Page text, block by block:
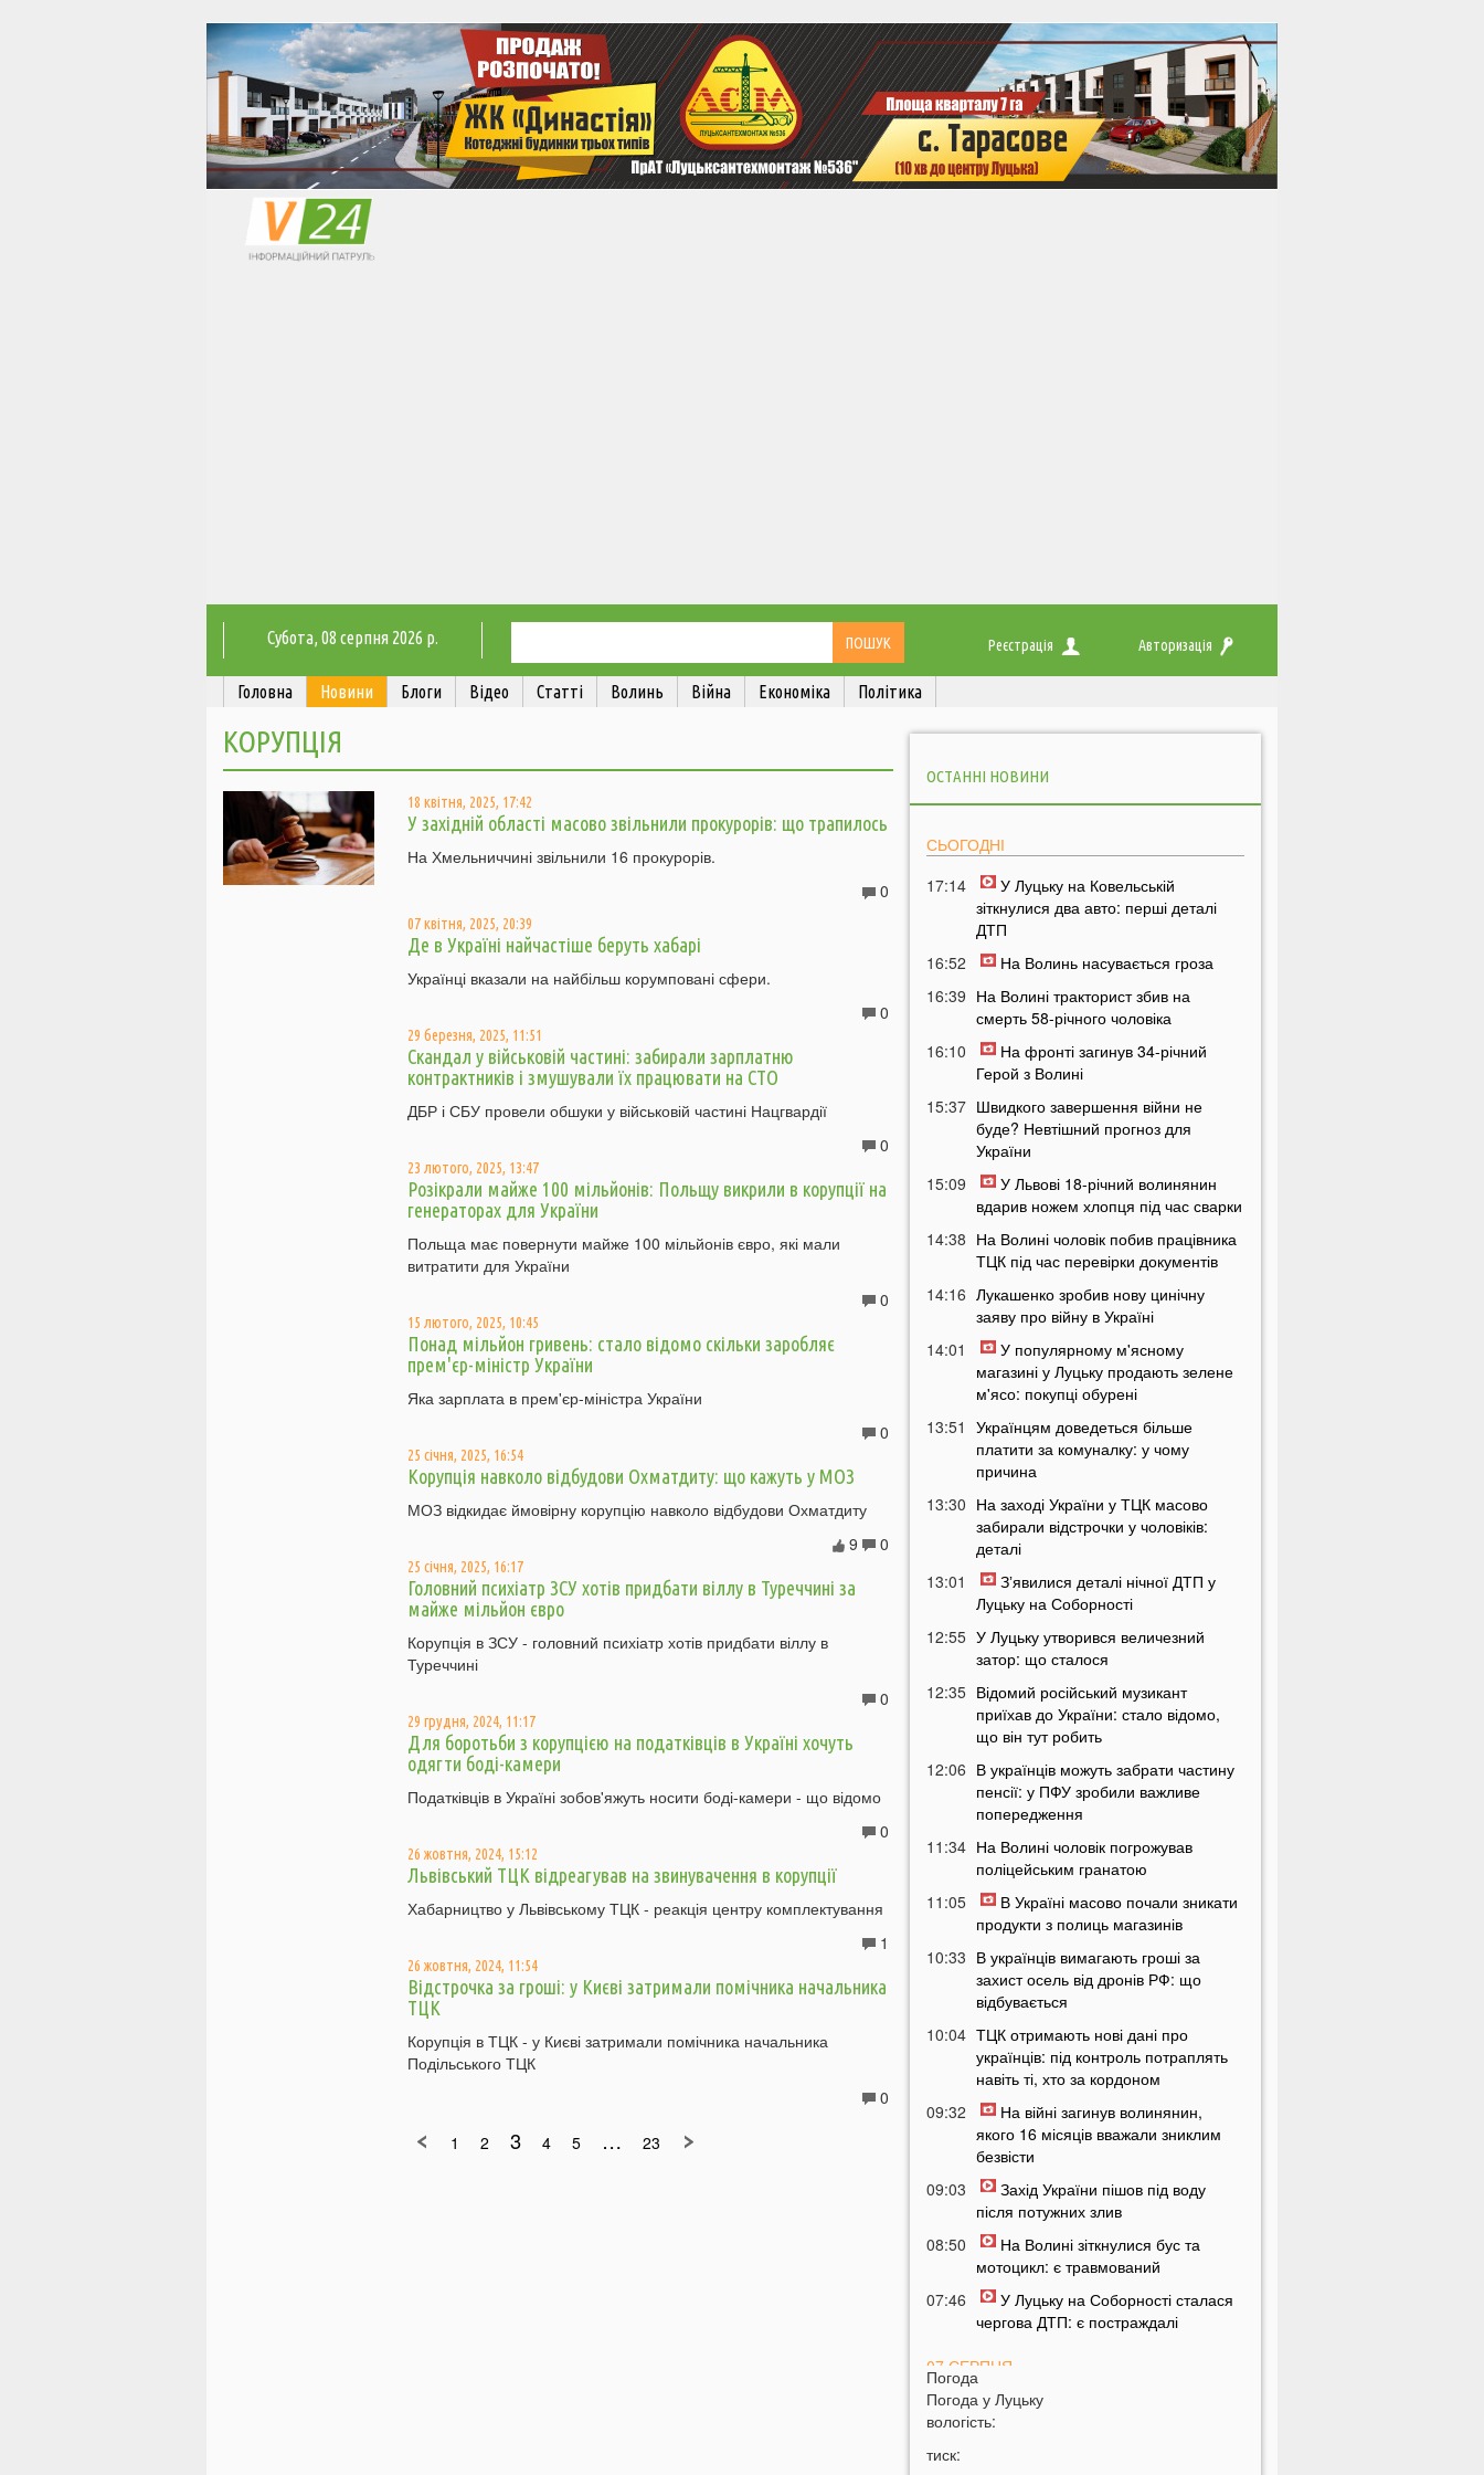
Субота, 08 серпня 2026 р. Реєстрація Авторизація
Головна Новини Блоги Відео Статті Волинь Війна Економіка Політика
КОРУПЦІЯ
18 квітня, 2025, 17:42
У західній області масово звільнили прокурорів: що трапилось
На Хмельниччині звільнили 16 прокурорів.
0
07 квітня, 2025, 20:39
Де в Україні найчастіше беруть хабарі
Українці вказали на найбільш корумповані сфери.
0
29 березня, 2025, 11:51
Скандал у військовій частині: забирали зарплатню
контрактників і змушували їх працювати на СТО
ДБР і СБУ провели обшуки у військовій частині Нацгвардії
0
23 лютого, 2025, 13:47
Розікрали майже 100 мільйонів: Польщу викрили в корупції на
генераторах для України
Польща має повернути майже 100 мільйонів євро, які мали
витратити для України
0
15 лютого, 2025, 10:45
Понад мільйон гривень: стало відомо скільки заробляє
прем'єр-міністр України
Яка зарплата в прем'єр-міністра України
0
25 січня, 2025, 16:54
Корупція навколо відбудови Охматдиту: що кажуть у МОЗ
МОЗ відкидає ймовірну корупцію навколо відбудови Охматдиту
0
9
25 січня, 2025, 16:17
Головний психіатр ЗСУ хотів придбати віллу в Туреччині за
майже мільйон євро
Корупція в ЗСУ - головний психіатр хотів придбати віллу в
Туреччині
0
29 грудня, 2024, 11:17
Для боротьби з корупцією на податківців в Україні хочуть
одягти боді-камери
Податківців в Україні зобов'яжуть носити боді-камери - що відомо
0
26 жовтня, 2024, 15:12
Львівський ТЦК відреагував на звинувачення в корупції
Хабарництво у Львівському ТЦК - реакція центру комплектування
1
26 жовтня, 2024, 11:54
Відстрочка за гроші: у Києві затримали помічника начальника
ТЦК
Корупція в ТЦК - у Києві затримали помічника начальника
Подільського ТЦК
0
1 2 3 4 5 … 23
ОСТАННІ НОВИНИ
СЬОГОДНІ
17:14
У Луцьку на Ковельській
зіткнулися два авто: перші деталі
ДТП
16:52
На Волинь насувається гроза
16:39 На Волині тракторист збив на
смерть 58-річного чоловіка
16:10
На фронті загинув 34-річний
Герой з Волині
15:37 Швидкого завершення війни не
буде? Невтішний прогноз для
України
15:09
У Львові 18-річний волинянин
вдарив ножем хлопця під час сварки
14:38 На Волині чоловік побив працівника
ТЦК під час перевірки документів
14:16 Лукашенко зробив нову цинічну
заяву про війну в Україні
14:01
У популярному м'ясному
магазині у Луцьку продають зелене
м'ясо: покупці обурені
13:51
Українцям доведеться більше
платити за комуналку: у чому
причина
13:30 На заході України у ТЦК масово
забирали відстрочки у чоловіків:
деталі
13:01
Зʼявилися деталі нічної ДТП у
Луцьку на Соборності
12:55 У Луцьку утворився величезний
затор: що сталося
12:35 Відомий російський музикант
приїхав до України: стало відомо,
що він тут робить
12:06 В українців можуть забрати частину
пенсії: у ПФУ зробили важливе
попередження
11:34 На Волині чоловік погрожував
поліцейським гранатою
11:05
В Україні масово почали зникати
продукти з полиць магазинів
10:33 В українців вимагають гроші за
захист осель від дронів РФ: що
відбувається
10:04 ТЦК отримають нові дані про
українців: під контроль потраплять
навіть ті, хто за кордоном
09:32
На війні загинув волинянин,
якого 16 місяців вважали зниклим
безвісти
09:03
Захід України пішов під воду
після потужних злив
08:50
На Волині зіткнулися бус та
мотоцикл: є травмований
07:46
У Луцьку на Соборності сталася
чергова ДТП: є постраждалі
07 СЕРПНЯ
20:31 Від цих напоїв ви будете спати як
немовля
20:17
Погода
Погода у Луцьку
вологість:
тиск: